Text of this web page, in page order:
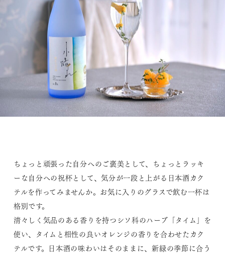
ちょっと頑張った自分へのご褒美として、ちょっとラッキ
ーな自分への祝杯として、気分が一段と上がる日本酒カク
テルを作ってみませんか。お気に入りのグラスで飲む一杯は
格別です。
清々しく気品のある香りを持つシソ科のハーブ「タイム」を
使い、タイムと相性の良いオレンジの香りを合わせたカク
テルです。日本酒の味わいはそのままに、新緑の季節に合う